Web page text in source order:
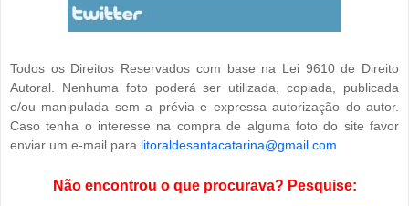
Todos os Direitos Reservados com base na Lei 9610 de Direito
Autoral. Nenhuma foto poderá ser utilizada, copiada, publicada
e/ou manipulada sem a prévia e expressa autorização do autor.
Caso tenha o interesse na compra de alguma foto do site favor
enviar um e-mail para litoraldesantacatarina@gmail.com
Não encontrou o que procurava? Pesquise: